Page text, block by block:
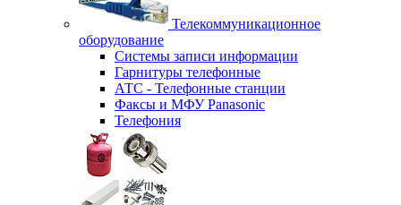
Телекоммуникационное
оборудование
Системы записи информации
Гарнитуры телефонные
АТС - Телефонные станции
Факсы и МФУ Panasonic
Телефония